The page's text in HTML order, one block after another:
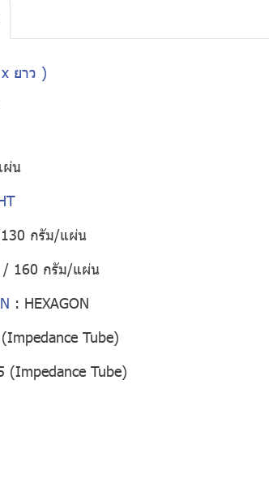
ยาว )
ผ่น
กรัม/แผ่น
/ 160 กรัม/แผ่น
: HEXAGON
Tube)
(Impedance Tube)